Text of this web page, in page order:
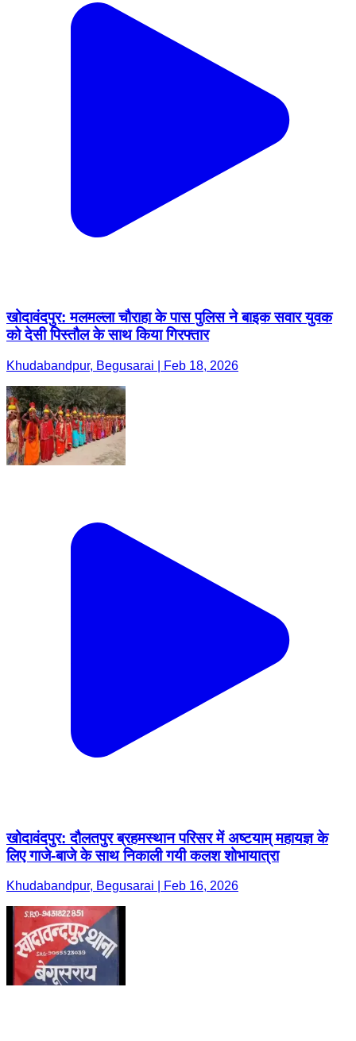
खोदावंदपुर: मलमल्ला चौराहा के पास पुलिस ने बाइक सवार युवक
को देसी पिस्तौल के साथ किया गिरफ्तार
Khudabandpur, Begusarai | Feb 18, 2026
खोदावंदपुर: दौलतपुर ब्रहमस्थान परिसर में अष्टयाम् महायज्ञ के
लिए गाजे-बाजे के साथ निकाली गयी कलश शोभायात्रा
Khudabandpur, Begusarai | Feb 16, 2026